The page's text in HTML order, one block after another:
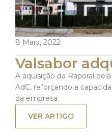
8 Maio, 2022
Valsabor
A aquisição da Raporal
AdC, reforçando a
da empresa.
VER ARTIGO